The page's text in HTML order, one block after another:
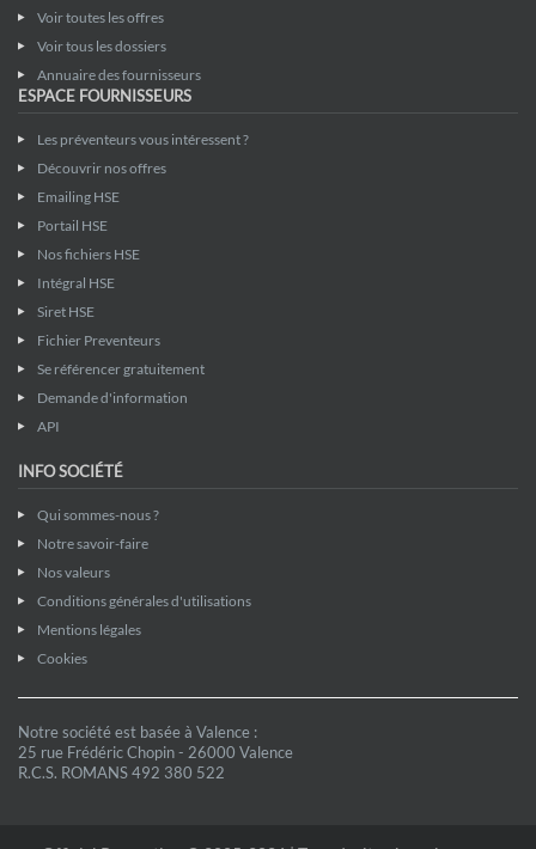
Voir toutes les offres
Voir tous les dossiers
Annuaire des fournisseurs
ESPACE FOURNISSEURS
Les préventeurs vous intéressent ?
Découvrir nos offres
Emailing HSE
Portail HSE
Nos fichiers HSE
Intégral HSE
Siret HSE
Fichier Preventeurs
Se référencer gratuitement
Demande d'information
API
INFO SOCIÉTÉ
Qui sommes-nous ?
Notre savoir-faire
Nos valeurs
Conditions générales d'utilisations
Mentions légales
Cookies
Notre société est basée à Valence :
25 rue Frédéric Chopin - 26000 Valence
R.C.S. ROMANS 492 380 522